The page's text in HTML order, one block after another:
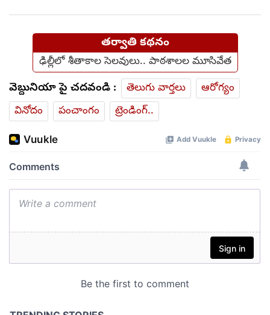
తర్వాతి కథనం
ఢిల్లీలో శీతాకాల సెలవులు.. పాఠశాలల మూసివేత
వెబ్దునియా పై చదవండి : తెలుగు వార్తలు
ఆరోగ్యం
వినోదం
పంచాంగం ట్రెండింగ్..